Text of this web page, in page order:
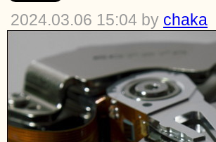
2024.03.06 15:04 by chaka